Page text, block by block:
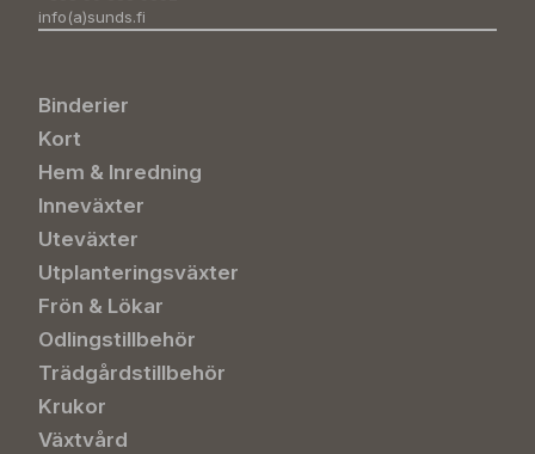
info(a)sunds.fi
Binderier
Kort
Hem & Inredning
Inneväxter
Uteväxter
Utplanteringsväxter
Frön & Lökar
Odlingstillbehör
Trädgårdstillbehör
Krukor
Växtvård